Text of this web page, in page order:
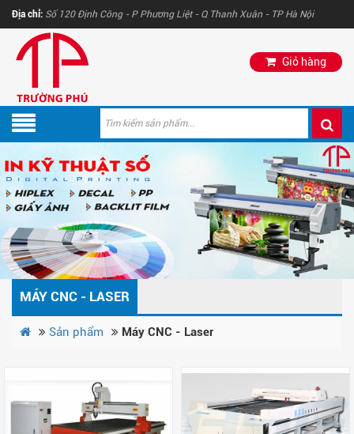
Địa chỉ: Số 120 Định Công - P Phương Liệt - Q Thanh Xuân - TP Hà Nội
Giỏ hàng
MÁY CNC - LASER
Sản phẩm Máy CNC - Laser